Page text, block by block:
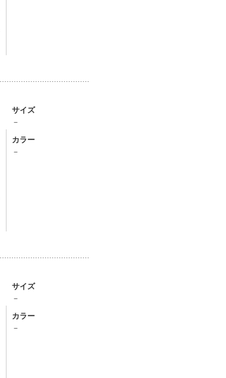
サイズ
－
カラー
－
サイズ
－
カラー
－